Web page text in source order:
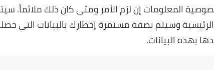
المعلومات إن لزم الأمر ومتى كان ذلك ملائماً.
وسيتم بصفة مستمرة إخطارك بالبيانات التي
بهذه البيانات.